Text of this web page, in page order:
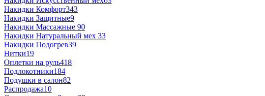
Накидки Комфорт343
Накидки Защитные9
Накидки Массажные 90
Накидки Натуральный мех 33
Накидки Подогрев39
Нитки19
Оплетки на руль418
Подлокотники184
Подушки в салон82
Распродажа10